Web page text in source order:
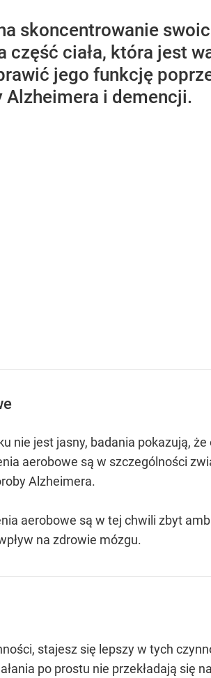
skoncentrowanie
część ciała, która jest
jego funkcję
Alzheimera i demencji.
nie jest jasny, badania pokazują,
aerobowe są w szczególności
Alzheimera.
aerobowe są w tej chwili zbyt
na zdrowie mózgu.
stajesz się lepszy w tych
po prostu nie przekładają